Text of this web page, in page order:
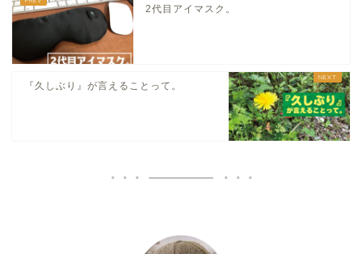
2代目アイマスク。
『久しぶり』が言えることって。